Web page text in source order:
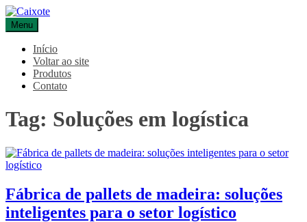
Pular
para
o
conteúdo
Caixote
Blog – Caixote
Menu
Início
Voltar ao site
Produtos
Contato
Tag: Soluções em logística
Fábrica de pallets de madeira: soluções
inteligentes para o setor logístico